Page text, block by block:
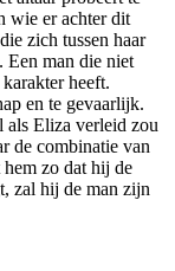
wie er achter dit
zich tussen haar
Een man die niet
heeft.
en te gevaarlijk.
als Eliza verleid zou
de combinatie van
zo dat hij de
zal hij de man zijn